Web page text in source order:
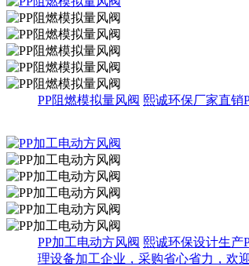
PP阻燃模拟量风阀 熙诚环保厂家直销
PP加工电动方风阀 熙诚环保设计生产
理设备加工企业，采购省心省力，欢